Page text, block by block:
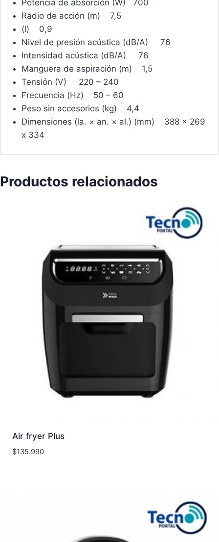
Potencia de absorción (W) 700
Radio de acción (m) 7,5
(l) 0,9
Nivel de presión acústica (dB/A) 76
Intensidad acústica (dB/A) 76
Manguera de aspiración (m) 1,5
Tensión (V) 220 – 240
Frecuencia (Hz) 50 – 60
Peso sin accesorios (kg) 4,4
Dimensiones (la. × an. × al.) (mm) 388 x 269
x 334
Productos relacionados
Air fryer Plus
$135.990